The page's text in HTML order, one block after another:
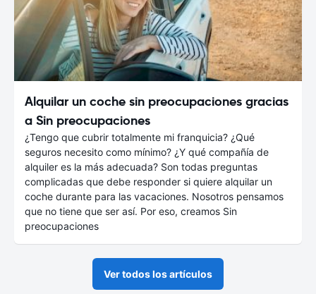
Alquilar un coche sin preocupaciones gracias
a Sin preocupaciones
¿Tengo que cubrir totalmente mi franquicia? ¿Qué
seguros necesito como mínimo? ¿Y qué compañía de
alquiler es la más adecuada? Son todas preguntas
complicadas que debe responder si quiere alquilar un
coche durante para las vacaciones. Nosotros pensamos
que no tiene que ser así. Por eso, creamos Sin
preocupaciones
Ver todos los artículos